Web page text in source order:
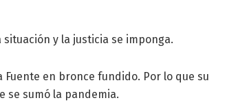
y la justicia se imponga.
en bronce fundido. Por lo que su
se sumó la pandemia.